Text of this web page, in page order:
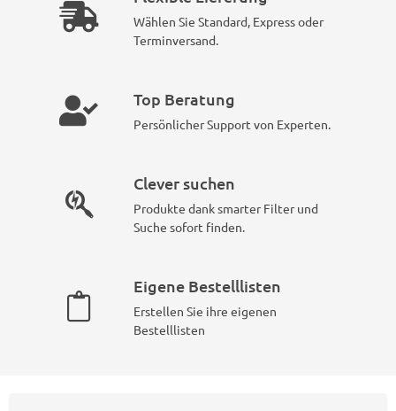
Wählen Sie Standard, Express oder
Terminversand.
Top Beratung
Persönlicher Support von Experten.
Clever suchen
Produkte dank smarter Filter und
Suche sofort finden.
Eigene Bestelllisten
Erstellen Sie ihre eigenen
Bestelllisten